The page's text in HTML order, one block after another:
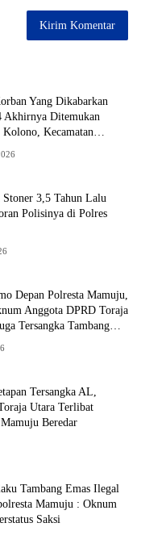
Yang Dikabarkan
Akhirnya Ditemukan
Kecamatan
Morowali, Dalam
3,5 Tahun Lalu
Polisinya di Polres
Depan Polresta Mamuju,
Anggota DPRD Toraja
Tersangka Tambang
Tersangka AL,
Utara Terlibat
Beredar
Tambang Emas Ilegal
Mamuju : Oknum
Saksi